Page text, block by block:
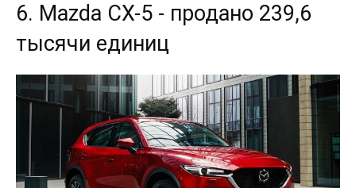
6. Mazda CX-5 - продано 239,6
тысячи единиц